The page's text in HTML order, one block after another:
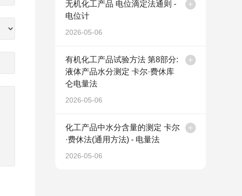
无机化工产品 电位滴定法通则 -
电位计
2026-05-06
有机化工产品试验方法 第8部分:
液体产品水分测定 卡尔·费休库
仑电量法
2026-05-06
化工产品中水分含量的测定 卡尔
·费休法(通用方法) - 电量法
2026-05-06